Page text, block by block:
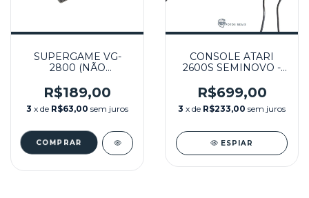
SUPERGAME VG-
2800 (NÃO
R$189,00
3 x de R$63,00 sem juros
CONSOLE ATARI
2600S SEMINOVO -
R$699,00
3 x de R$233,00 sem juros
ESPIAR